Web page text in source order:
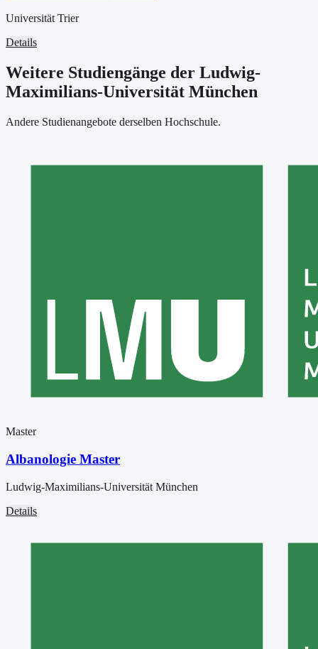
Universität Trier
Details
Weitere Studiengänge der Ludwig-
Maximilians-Universität München
Andere Studienangebote derselben Hochschule.
Master
Albanologie Master
Ludwig-Maximilians-Universität München
Details